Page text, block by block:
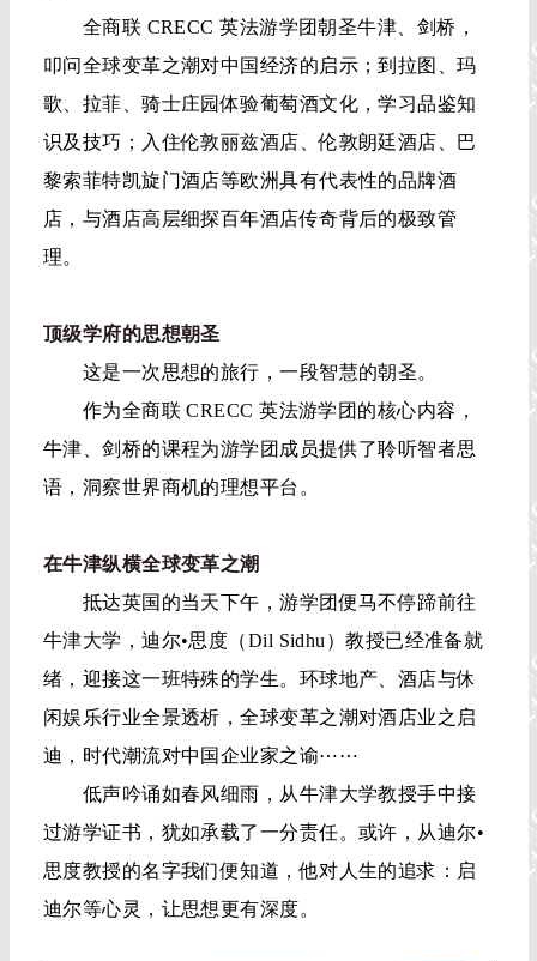
全商联 CRECC 英法游学团朝圣牛津、剑桥，
叩问全球变革之潮对中国经济的启示；到拉图、玛
歌、拉菲、骑士庄园体验葡萄酒文化，学习品鉴知
识及技巧；入住伦敦丽兹酒店、伦敦朗廷酒店、巴
黎索菲特凯旋门酒店等欧洲具有代表性的品牌酒
店，与酒店高层细探百年酒店传奇背后的极致管
理。
顶级学府的思想朝圣
这是一次思想的旅行，一段智慧的朝圣。
作为全商联 CRECC 英法游学团的核心内容，
牛津、剑桥的课程为游学团成员提供了聆听智者思
语，洞察世界商机的理想平台。
在牛津纵横全球变革之潮
抵达英国的当天下午，游学团便马不停蹄前往
牛津大学，迪尔•思度（Dil Sidhu）教授已经准备就
绪，迎接这一班特殊的学生。环球地产、酒店与休
闲娱乐行业全景透析，全球变革之潮对酒店业之启
迪，时代潮流对中国企业家之谕⋯⋯
低声吟诵如春风细雨，从牛津大学教授手中接
过游学证书，犹如承载了一分责任。或许，从迪尔•
思度教授的名字我们便知道，他对人生的追求：启
迪尔等心灵，让思想更有深度。